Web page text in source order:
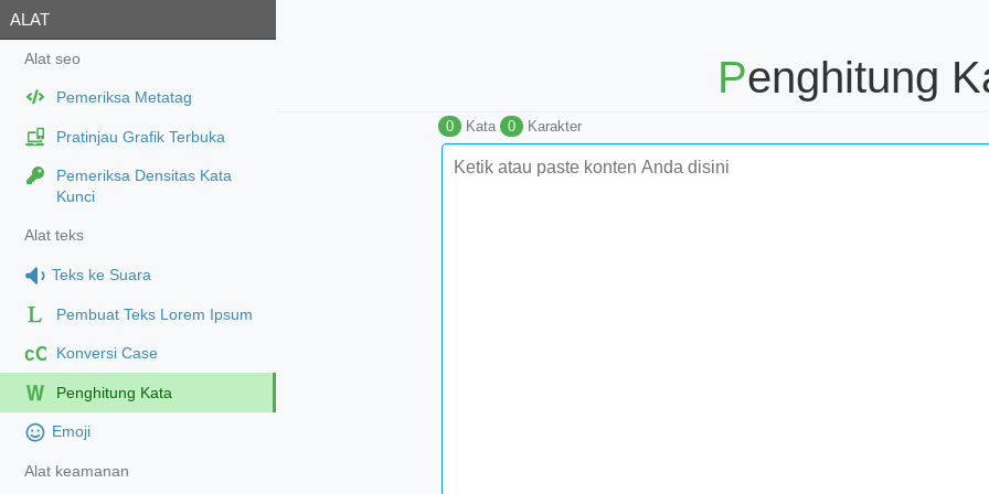
ALAT
Alat seo
Pemeriksa Metatag
Pratinjau Grafik Terbuka
Pemeriksa Densitas Kata
Kunci
Alat teks
Teks ke Suara
Pembuat Teks Lorem Ipsum
cC Konversi Case
Penghitung Kata
Emoji
Alat keamanan
Penghitung
0 Kata 0 Karakter